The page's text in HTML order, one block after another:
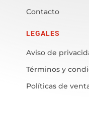
Contacto
LEGALES
Aviso de
Términos y
Políticas de